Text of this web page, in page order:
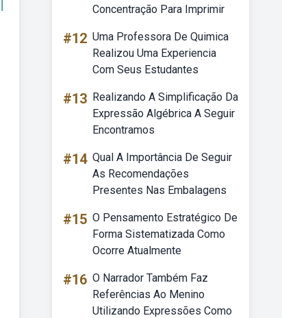
Concentração Para Imprimir
#12 Uma Professora De Quimica
Realizou Uma Experiencia
Com Seus Estudantes
#13 Realizando A Simplificação Da
Expressão Algébrica A Seguir
Encontramos
#14 Qual A Importância De Seguir
As Recomendações
Presentes Nas Embalagens
#15 O Pensamento Estratégico De
Forma Sistematizada Como
Ocorre Atualmente
#16 O Narrador Também Faz
Referências Ao Menino
Utilizando Expressões Como